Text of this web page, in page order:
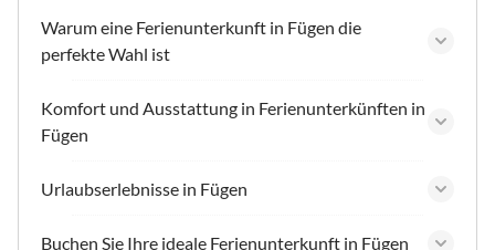
Warum eine Ferienunterkunft in Fügen die
perfekte Wahl ist
Komfort und Ausstattung in Ferienunterkünften in
Fügen
Urlaubserlebnisse in Fügen
Buchen Sie Ihre ideale Ferienunterkunft in Fügen